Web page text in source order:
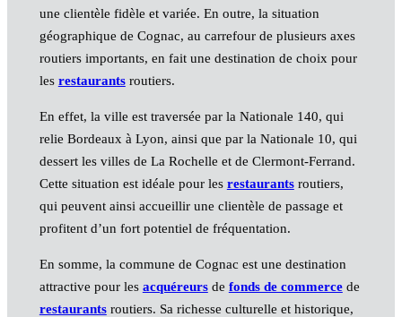
une clientèle fidèle et variée. En outre, la situation
géographique de Cognac, au carrefour de plusieurs axes
routiers importants, en fait une destination de choix pour
les restaurantsroutiers.
En effet, la ville est traversée par la Nationale 140, qui
relie Bordeaux à Lyon, ainsi que par la Nationale 10, qui
dessert les villes de La Rochelle et de Clermont-Ferrand.
Cette situation est idéale pour les restaurantsroutiers,
qui peuvent ainsi accueillir une clientèle de passage et
profitent d’un fort potentiel de fréquentation.
En somme, la commune de Cognac est une destination
attractive pour les acquéreursde fonds de commercede
restaurantsroutiers. Sa richesse culturelle et historique,